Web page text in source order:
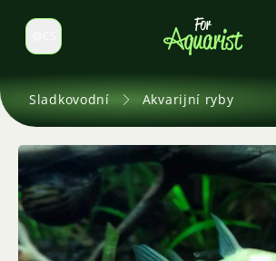
Select language
Sladkovodní Akvarijní ryby